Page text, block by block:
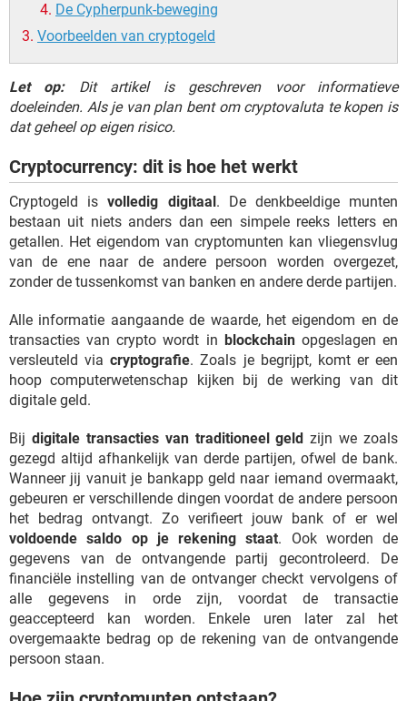
De Cypherpunk-beweging
Voorbeelden van cryptogeld
Let op:Dit artikel is geschreven voor informatieve
doeleinden. Als je van plan bent om cryptovaluta te kopen is
dat geheel op eigen risico.
Cryptocurrency: dit is hoe het werkt
Cryptogeld isvolledig digitaal. De denkbeeldige munten
bestaan uit niets anders dan een simpele reeks letters en
getallen. Het eigendom van cryptomunten kan vliegensvlug
van de ene naar de andere persoon worden overgezet,
zonder de tussenkomst van banken en andere derde partijen.
Alle informatie aangaande de waarde, het eigendom en de
transacties van crypto wordt in blockchainopgeslagen en
versleuteld viacryptografie. Zoals je begrijpt, komt er een
hoop computerwetenschap kijken bij de werking van dit
digitale geld.
Bij digitale transacties van traditioneel geld zijn we zoals
gezegd altijd afhankelijk van derde partijen, ofwel de bank.
Wanneer jij vanuit je bankapp geld naar iemand overmaakt,
gebeuren er verschillende dingen voordat de andere persoon
het bedrag ontvangt. Zo verifieert jouw bank of er wel
voldoende saldo op je rekening staat. Ook worden de
gegevens van de ontvangende partij gecontroleerd. De
financiële instelling van de ontvanger checkt vervolgens of
alle gegevens in orde zijn, voordat de transactie
geaccepteerd kan worden. Enkele uren later zal het
overgemaakte bedrag op de rekening van de ontvangende
persoon staan.